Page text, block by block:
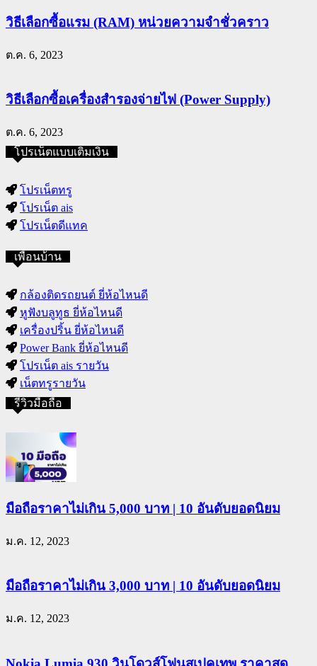
วิธีเลือกซื้อแรม (RAM) หน่วยความจำชั่วคราว
ต.ค. 6, 2023
วิธีเลือกซื้อเครื่องสำรองจ่ายไฟ (Power Supply)
ต.ค. 6, 2023
โปรเน็ตแบบเติมเงิน
โปรเน็ตทรู
โปรเน็ต ais
โปรเน็ตดีแทค
เพื่อนบ้าน
กล้องติดรถยนต์ ยี่ห้อไหนดี
หูฟังบลูทูธ ยี่ห้อไหนดี
เครื่องปริ้น ยี่ห้อไหนดี
Power Bank ยี่ห้อไหนดี
โปรเน็ต ais รายวัน
เน็ตทรูรายวัน
รีวิวมือถือ
มือถือราคาไม่เกิน 5,000 บาท | 10 อันดับยอดนิยม
ม.ค. 12, 2023
มือถือราคาไม่เกิน 3,000 บาท | 10 อันดับยอดนิยม
ม.ค. 12, 2023